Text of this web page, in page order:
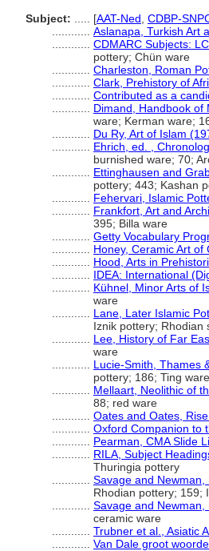
Subject:
[AAT-Ned CDBP-
Aslanapa, Turkish Art
CDMARC Subjects:
pottery; Chün ware
Charleston, Roman
Clark, Prehistory of
Contributed as a
Dimand, Handbook of
ware; Kerman ware;
Du Ry, Art of Islam
Ehrich, ed. ,
burnished ware; 70;
Ettinghausen and
pottery; 443; Kashan
Fehervari, Islamic
Frankfort, Art and
395; Billa ware
Getty Vocabulary
Honey, Ceramic Art of
Hood, Arts in
IDEA: International
Kühnel, Minor Arts of
ware
Lane, Later Islamic
Iznik pottery; Rhodian
Lee, History of Far
ware
Lucie-Smith, Thames
pottery; 186; Ting
Mellaart, Neolithic of
88; red ware
Oates and Oates,
Oxford Companion to
Pearman, CMA Slide
RILA, Subject
Thuringia pottery
Savage and
Rhodian pottery; 159;
Savage and
ceramic ware
Trubner et al., Asiatic
Van Dale groot